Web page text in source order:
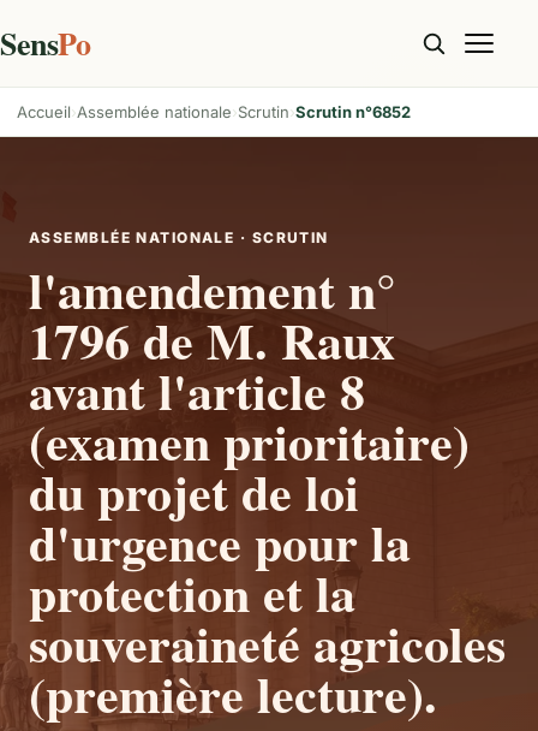
SensPo
Accueil Assemblée nationale Scrutin Scrutin n°6852
ASSEMBLÉE NATIONALE · SCRUTIN
l'amendement n°
1796 de M. Raux
avant l'article 8
(examen prioritaire)
du projet de loi
d'urgence pour la
protection et la
souveraineté agricoles
(première lecture).